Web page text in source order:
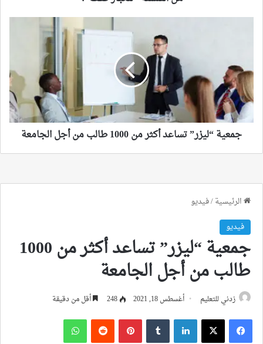
من
1000
طالب
من
أجل
الجامعة
جمعية “ليزر” تساعد أكثر من 1000 طالب من أجل الجامعة